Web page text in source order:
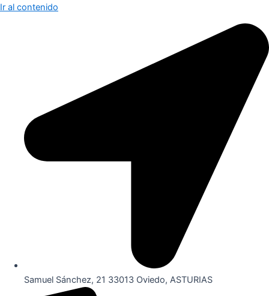
Ir al contenido
Samuel Sánchez, 21 33013 Oviedo, ASTURIAS